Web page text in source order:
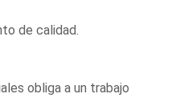
de calidad.
obliga a un trabajo